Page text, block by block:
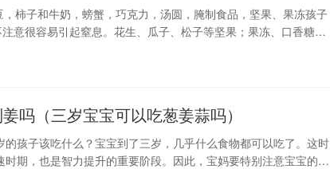
柿子和牛奶，螃蟹，巧克力，汤圆，腌制食品，坚果、果冻孩子
意很容易引起窒息。花生、瓜子、松子等坚果；果冻、口香糖、
吗（三岁宝宝可以吃葱姜蒜吗）
的孩子该吃什么？宝宝到了三岁，几乎什么食物都可以吃了。这时
期，也是智力提升的重要阶段。因此，宝妈要特别注意宝宝的饮